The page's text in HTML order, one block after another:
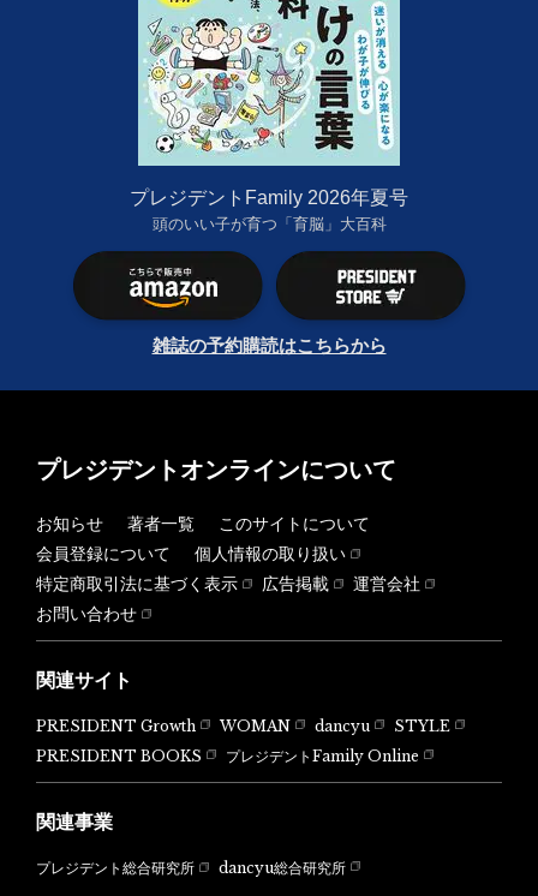
プレジデントFamily 2026年夏号
頭のいい子が育つ「育脳」大百科
雑誌の予約購読はこちらから
プレジデントオンラインについて
お知らせ 著者一覧
このサイトについて
会員登録について
個人情報の取り扱い
特定商取引法に基づく表示
広告掲載
運営会社
お問い合わせ
関連サイト
PRESIDENT Growth WOMAN dancyu
STYLE
PRESIDENT BOOKS
プレジデントFamily Online
関連事業
プレジデント総合研究所 dancyu総合研究所